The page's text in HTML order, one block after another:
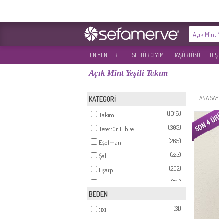
EN YENILER TESETTÜR GİYİM BAŞÖRTÜSÜ DIŞ
Açık Mint Yeşili Takım
KATEGORİ
Takım
(1016)
Tesettür Elbise
(305)
Eşofman
(265)
Şal
(223)
Eşarp
(202)
Tunik
(125)
Tesettür Abiye
Triko
(88)
BEDEN
3XL
(31)
ANA